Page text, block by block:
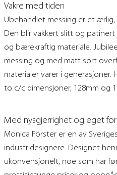
Vakre med tiden
Ubehandlet messing er et
Den blir vakkert slitt og
og bærekraftig materiale.
messing og med matt sort
materialer varer i generasjoner.
to c/c dimensjoner, 128mm og
Med nysgjerrighet og eget
Monica Förster er en av
industridesignere. Designet
ukonvensjonelt, noe som har